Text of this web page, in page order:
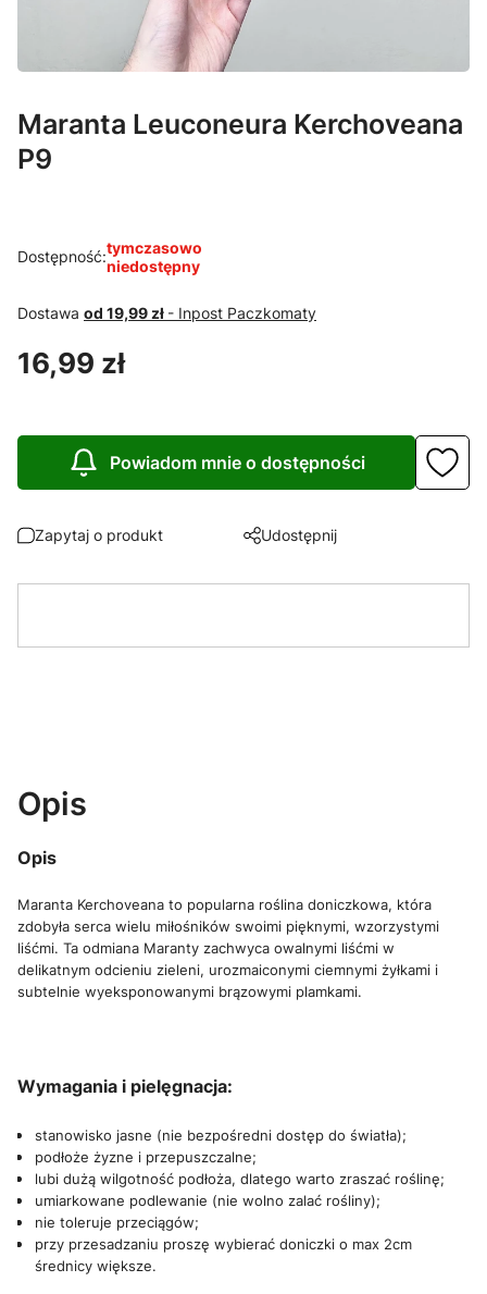
Maranta Leuconeura Kerchoveana
P9
Dostępność:tymczasowo
niedostępny
Dostawa od 19,99 zł - Inpost Paczkomaty
Cena
16,99 zł
Powiadom mnie o dostępności
Zapytaj o produkt Udostępnij
Opis
Opis
Maranta Kerchoveana to popularna roślina doniczkowa, która
zdobyła serca wielu miłośników swoimi pięknymi, wzorzystymi
liśćmi. Ta odmiana Maranty zachwyca owalnymi liśćmi w
delikatnym odcieniu zieleni, urozmaiconymi ciemnymi żyłkami i
subtelnie wyeksponowanymi brązowymi plamkami.
Wymagania i pielęgnacja:
stanowisko jasne (nie bezpośredni dostęp do światła);
podłoże żyzne i przepuszczalne;
lubi dużą wilgotność podłoża, dlatego warto zraszać roślinę;
umiarkowane podlewanie (nie wolno zalać rośliny);
nie toleruje przeciągów;
przy przesadzaniu proszę wybierać doniczki o max 2cm
średnicy większe.